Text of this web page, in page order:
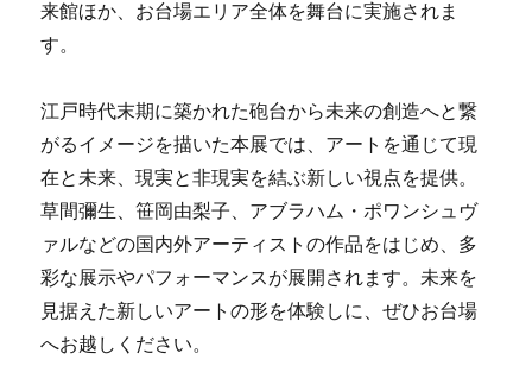
来館ほか、お台場エリア全体を舞台に実施されま
す。
江戸時代末期に築かれた砲台から未来の創造へと繋
がるイメージを描いた本展では、アートを通じて現
在と未来、現実と非現実を結ぶ新しい視点を提供。
草間彌生、笹岡由梨子、アブラハム・ポワンシュヴ
ァルなどの国内外アーティストの作品をはじめ、多
彩な展示やパフォーマンスが展開されます。未来を
見据えた新しいアートの形を体験しに、ぜひお台場
へお越しください。